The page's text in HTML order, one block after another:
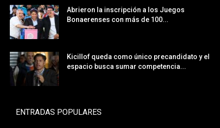
Abrieron la inscripción a los Juegos
Bonaerenses con más de 100...
Kicillof queda como único precandidato y el
espacio busca sumar competencia...
ENTRADAS POPULARES